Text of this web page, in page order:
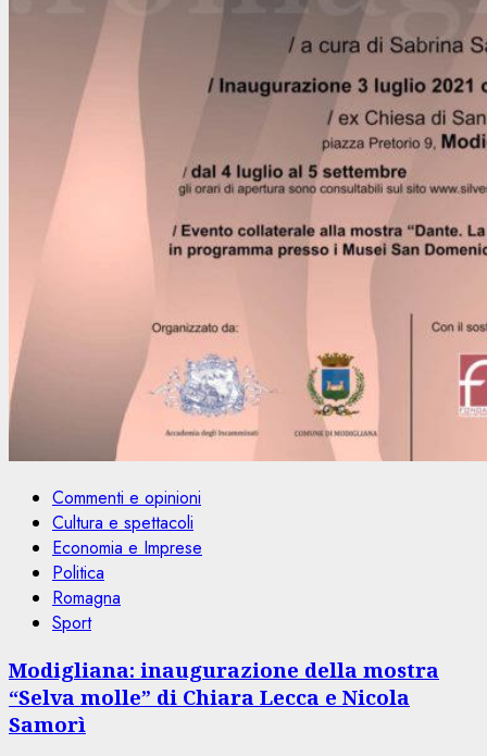
Commenti e opinioni
Cultura e spettacoli
Economia e Imprese
Politica
Romagna
Sport
Modigliana: inaugurazione della mostra
“Selva molle” di Chiara Lecca e Nicola
Samorì